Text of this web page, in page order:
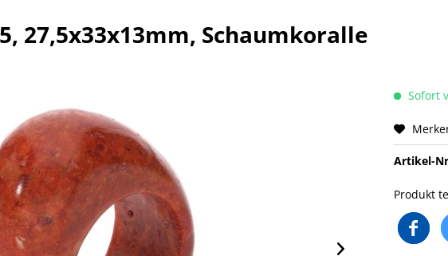
27,5x33x13mm, Schaumkoralle
Sofort
Artikel-
Produkt